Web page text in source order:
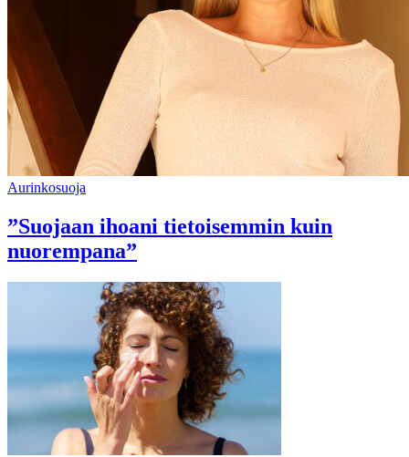
Aurinkosuoja
”Suojaan ihoani tietoisemmin kuin
nuorempana”